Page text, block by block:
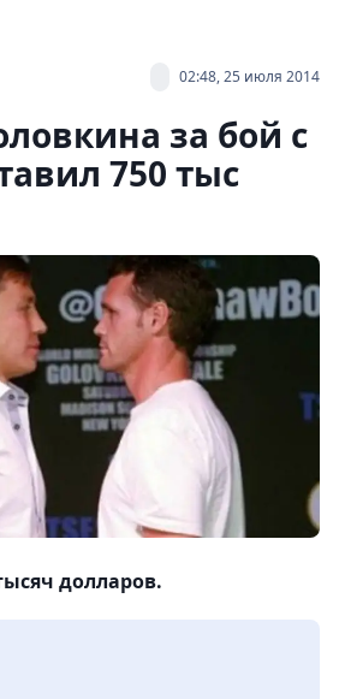
02:48, 25 июля 2014
за бой с
750 тыс
долларов.